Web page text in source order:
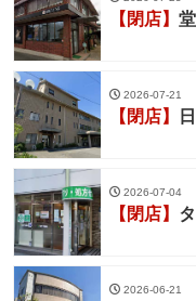
【閉店】
2026-07-21
【閉店】
2026-07-04
【閉店】
2026-06-21